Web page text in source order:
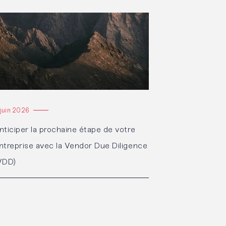
2026
la prochaine étape de votre
avec la Vendor Due Diligence
l'article